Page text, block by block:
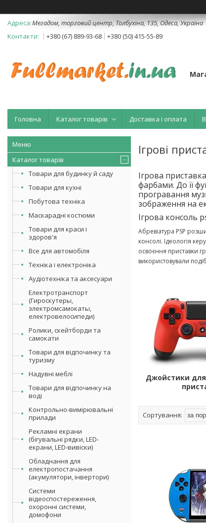
Мегадом, торговий центр, Толбухіна, 135, Одеса, Україна
+380 (67) 889-93-68
+380 (50) 415-55-89
Головна Каталог товарів Доставка і оплата
Каталог товарів
Товари для будинку й саду
Товари для кухні
Побутова техніка
Маскарадні костюми
Товари для краси і
здоров'я
Все для автомобіля
Техніка і електроніка
Аудіотехніка та аксесуари
Електротранспорт
(Гироскутеры,
электромсамокаты,
електровелосипеди)
Ролики, скейтборди та
самокати
Товари для відпочинку та
туризму
Надувні меблі
Товари для відпочинку на
воді
Контрольно-вимірювальні
прилади
Рекламні екрани
(бігувальні рядки, LED-
екрани, LED-вивіски)
Обладнання для
електропостачання
(акумулятори, інвертори)
Системи
відеоспостереження,
охоронні системи,
домофони
Ігрові
Ігрова
фарбами. До її
програвання
зображення на
Ігрова консоль
Абревіатура PSP
консолі. Ідеологія
освоєння приставки
використовували
Джойстики для